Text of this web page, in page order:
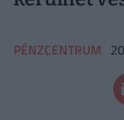
PÉNZCENTRUM